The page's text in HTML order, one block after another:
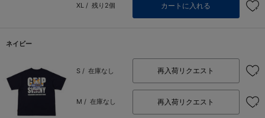
XL / 残り2個 カートに入れる
ネイビー
S / 在庫なし 再入荷リクエスト
M / 在庫なし 再入荷リクエスト